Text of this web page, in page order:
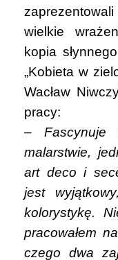
wielkie
kopia
„Kobieta w
Wacław
pracy:
– Fascynuje
malarstwie,
art deco i
jest
kolorystykę.
pracowałem
czego dwa